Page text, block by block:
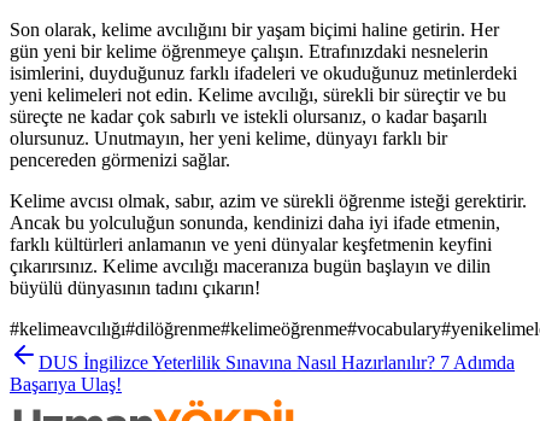
Son olarak, kelime avcılığını bir yaşam biçimi haline getirin. Her
gün yeni bir kelime öğrenmeye çalışın. Etrafınızdaki nesnelerin
isimlerini, duyduğunuz farklı ifadeleri ve okuduğunuz metinlerdeki
yeni kelimeleri not edin. Kelime avcılığı, sürekli bir süreçtir ve bu
süreçte ne kadar çok sabırlı ve istekli olursanız, o kadar başarılı
olursunuz. Unutmayın, her yeni kelime, dünyayı farklı bir
pencereden görmenizi sağlar.
Kelime avcısı olmak, sabır, azim ve sürekli öğrenme isteği gerektirir.
Ancak bu yolculuğun sonunda, kendinizi daha iyi ifade etmenin,
farklı kültürleri anlamanın ve yeni dünyalar keşfetmenin keyfini
çıkarırsınız. Kelime avcılığı maceranıza bugün başlayın ve dilin
büyülü dünyasının tadını çıkarın!
#kelimeavcılığı#dilöğrenme#kelimeöğrenme#vocabulary#
DUS İngilizce Yeterlilik Sınavına Nasıl Hazırlanılır? 7 Adımda
Başarıya Ulaş!